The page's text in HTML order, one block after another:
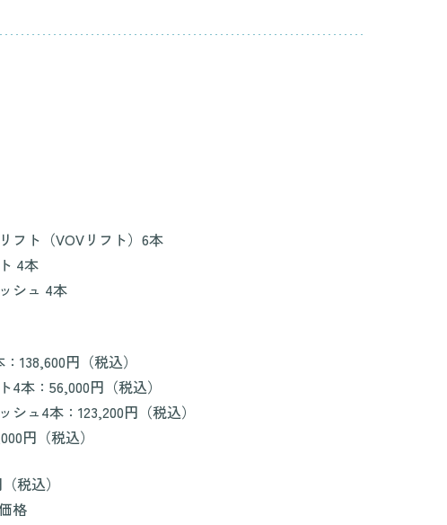
フト（VOVリフト）6本
4本
シュ 4本
138,600円（税込）
4本：56,000円（税込）
シュ4本：123,200円（税込）
円（税込）
税込）
格